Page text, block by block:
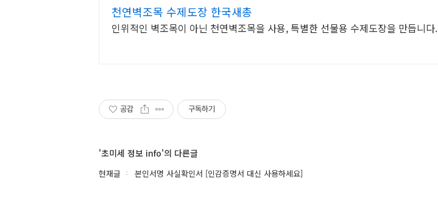
천연벽조목 수제도장 한국새총
인위적인 벽조목이 아닌 천연벽조목을 사용, 특별한 선물용 수제도장을 만듭니다.
공감 구독하기
'초미세 정보 info'의 다른글
현재글 본인서명 사실확인서 [인감증명서 대신 사용하세요]